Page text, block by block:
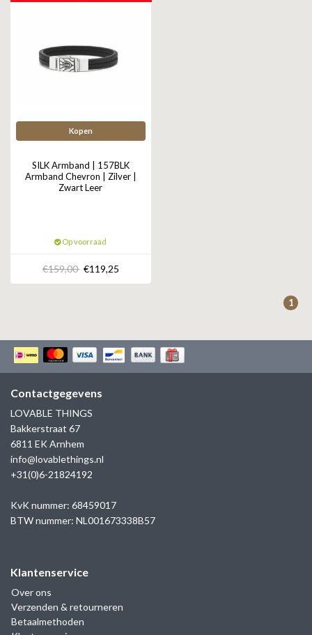
Kopen
SILK Armband | 157BLK
Armband Chevron | Zilver |
Zwart Leer
Op voorraad
€159,00 €119,25
1
Contactgegevens
LOVABLE THINGS
Bakkerstraat 67
6811 EK Arnhem
info@lovablethings.nl
+31(0)6-21824192
KvK nummer: 68459017
BTW nummer: NL001673338B57
Klantenservice
Over ons
Verzenden & retourneren
Betaalmethoden